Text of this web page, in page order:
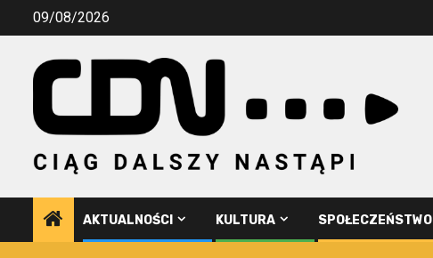
Przejdź09/08/2026
AKTUALNOŚCI KULTURA SPOŁECZEŃSTWO